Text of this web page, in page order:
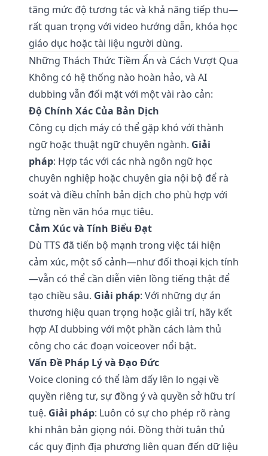
tăng mức độ tương tác và khả năng tiếp thu—
rất quan trọng với video hướng dẫn, khóa học
giáo dục hoặc tài liệu người dùng.
Những Thách Thức Tiềm Ẩn và Cách Vượt Qua
Không có hệ thống nào hoàn hảo, và AI
dubbing vẫn đối mặt với một vài rào cản:
Độ Chính Xác Của Bản Dịch
Công cụ dịch máy có thể gặp khó với thành
ngữ hoặc thuật ngữ chuyên ngành. Giải
pháp: Hợp tác với các nhà ngôn ngữ học
chuyên nghiệp hoặc chuyên gia nội bộ để rà
soát và điều chỉnh bản dịch cho phù hợp với
từng nền văn hóa mục tiêu.
Cảm Xúc và Tính Biểu Đạt
Dù TTS đã tiến bộ mạnh trong việc tái hiện
cảm xúc, một số cảnh—như đối thoại kịch tính
—vẫn có thể cần diễn viên lồng tiếng thật để
tạo chiều sâu. Giải pháp: Với những dự án
thương hiệu quan trọng hoặc giải trí, hãy kết
hợp AI dubbing với một phần cách làm thủ
công cho các đoạn voiceover nổi bật.
Vấn Đề Pháp Lý và Đạo Đức
Voice cloning có thể làm dấy lên lo ngại về
quyền riêng tư, sự đồng ý và quyền sở hữu trí
tuệ. Giải pháp: Luôn có sự cho phép rõ ràng
khi nhân bản giọng nói. Đồng thời tuân thủ
các quy định địa phương liên quan đến dữ liệu